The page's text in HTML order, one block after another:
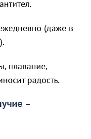
(даже в
плавание,
радость.
–